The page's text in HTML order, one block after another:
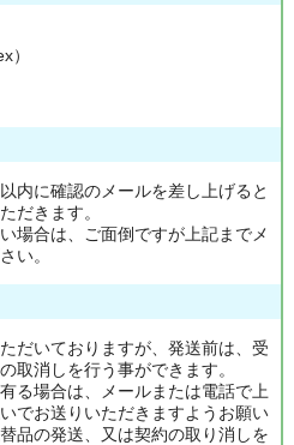
）
内に確認のメールを差し上げると
だきます。
場合は、ご面倒ですが上記までメ
い。
だいておりますが、発送前は、受
取消しを行う事ができます。
る場合は、メールまたは電話で上
でお送りいただきますようお願い
品の発送、又は契約の取り消しを